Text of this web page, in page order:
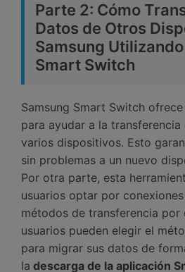
Parte 2: Cómo
Datos de Otros
Samsung
Smart Switch󠀲󠀡󠀤󠀥󠀠󠀤󠀡󠀡󠀡󠀡󠀳
󠀰Samsung Smart Switch
para ayudar a la
varios dispositivos.󠀲󠀡󠀤󠀥󠀠󠀤󠀡󠀤󠀧󠀳󠀰 Esto
sin problemas a un nuevo
Por otra parte, esta
usuarios optar por
métodos de transferencia por
usuarios pueden elegir el
para migrar sus datos de
la descarga de la aplicación